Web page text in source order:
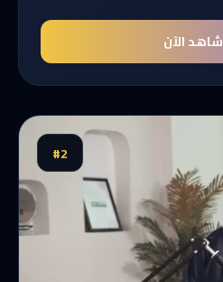
شاهد الآن
#2